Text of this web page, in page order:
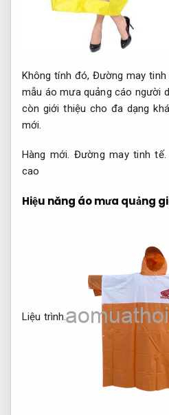
Không tính đó, Đường may tinh
mẫu áo mưa quảng cáo người
còn giới thiệu cho đa dạng
mới.
Hàng mới. Đường may tinh tế.
cao
Hiệu năng áo mưa quảng
Liệu trình.